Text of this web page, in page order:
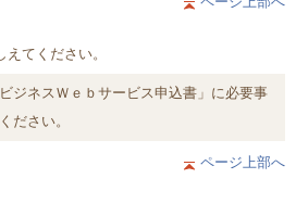
てください。
ジネスＷｅｂサービス申込書」に必要事
ださい。
ページ上部へ